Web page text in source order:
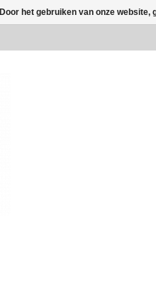
Door het gebruiken van onze